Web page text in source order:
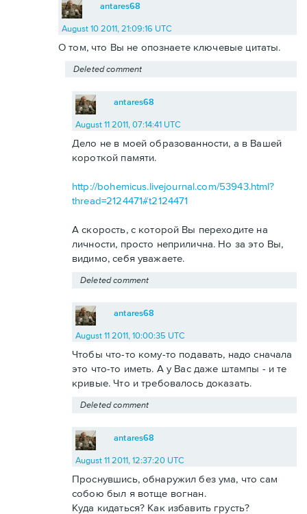
antares68
August 10 2011, 21:09:16 UTC
О том, что Вы не опознаете ключевые цитаты.
Deleted comment
antares68
August 11 2011, 07:14:41 UTC
Дело не в моей образованности, а в Вашей
короткой памяти.
http://bohemicus.livejournal.com/53943.html?
thread=2124471#t2124471
А скорость, с которой Вы переходите на
личности, просто неприлична. Но за это Вы,
видимо, себя уважаете.
Deleted comment
antares68
August 11 2011, 10:00:35 UTC
Чтобы что-то кому-то подавать, надо сначала
это что-то иметь. А у Вас даже штампы - и те
кривые. Что и требовалось доказать.
Deleted comment
antares68
August 11 2011, 12:37:20 UTC
Проснувшись, обнаружил без ума, что сам
собою был я вотще вогнан.
Куда кидаться? Как избавить грусть?